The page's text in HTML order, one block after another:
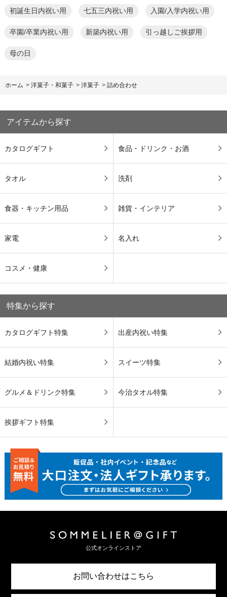
初誕生日内祝い用 七五三内祝い用 入園/入学内祝い用
卒園/卒業内祝い用 新築内祝い用 引っ越しご挨拶用
母の日
ホーム > 洋菓子・和菓子 > 洋菓子 > 詰め合わせ
アイテムから探す
カタログギフト 食品・ドリンク・お酒
タオル 洗剤
食器・キッチン用品 雑貨・インテリア
家電 名入れ
コスメ・健康
特集から探す
カタログギフト特集 出産内祝い特集
結婚内祝い特集 スイーツ特集
グルメ＆ドリンク特集 今治タオル特集
挨拶ギフト特集
公式オンラインストア
お問い合わせはこちら